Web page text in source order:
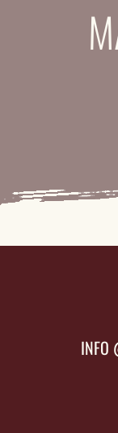
INFO